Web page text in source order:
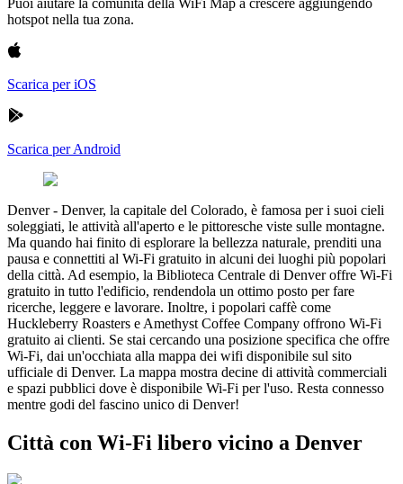
hotspot nella tua zona.
Scarica per iOS
Scarica per Android
Denver- Denver, la capitale del Colorado, è famosa per i suoi cieli
soleggiati, le attività all'aperto e le pittoresche viste sulle montagne.
Ma quando hai finito di esplorare la bellezza naturale, prenditi una
pausa e connettiti al Wi-Fi gratuito in alcuni dei luoghi più popolari
della città. Ad esempio, la Biblioteca Centrale di Denver offre Wi-Fi
gratuito in tutto l'edificio, rendendola un ottimo posto per fare
ricerche, leggere e lavorare. Inoltre, i popolari caffè come
Huckleberry Roasters e Amethyst Coffee Company offrono Wi-Fi
gratuito ai clienti. Se stai cercando una posizione specifica che offre
Wi-Fi, dai un'occhiata alla mappa dei wifi disponibile sul sito
ufficiale di Denver. La mappa mostra decine di attività commerciali
e spazi pubblici dove è disponibile Wi-Fi per l'uso. Resta connesso
mentre godi del fascino unico di Denver!
Città con Wi-Fi libero vicino a Denver